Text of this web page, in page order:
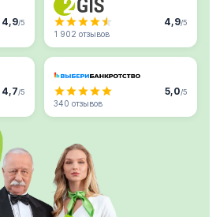
4,9/5 4,9/5
1 902 отзывов
4,7/5 5,0/5
340 отзывов